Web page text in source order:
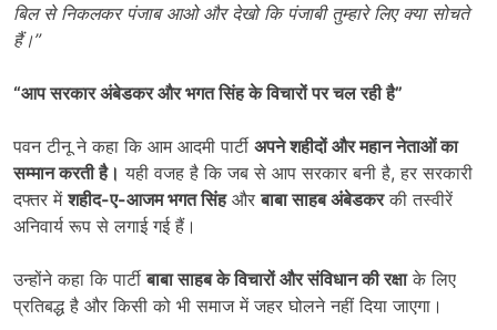
बिल से निकलकर पंजाब आओ और देखो कि पंजाबी तुम्हारे लिए क्या सोचते
हैं।”
“आप सरकार अंबेडकर और भगत सिंह के विचारों पर चल रही है”
पवन टीनू ने कहा कि आम आदमी पार्टी अपने शहीदों और महान नेताओं का
सम्मान करती है। यही वजह है कि जब से आप सरकार बनी है, हर सरकारी
दफ्तर मेंशहीद-ए-आजम भगत सिंहऔरबाबा साहब अंबेडकरकी तस्वीरें
अनिवार्य रूप से लगाई गई हैं।
उन्होंने कहा कि पार्टीबाबा साहब के विचारों और संविधान की रक्षाके लिए
प्रतिबद्ध है और किसी को भी समाज में जहर घोलने नहीं दिया जाएगा।